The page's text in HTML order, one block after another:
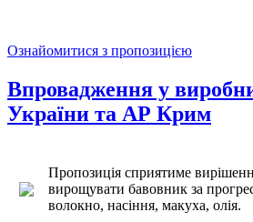
Ознайомитися з пропозицією
Впровадження у
України та АР Крим
Пропозиція сприятиме
вирощувати бавовник за
волокно, насіння, макуха, олія.